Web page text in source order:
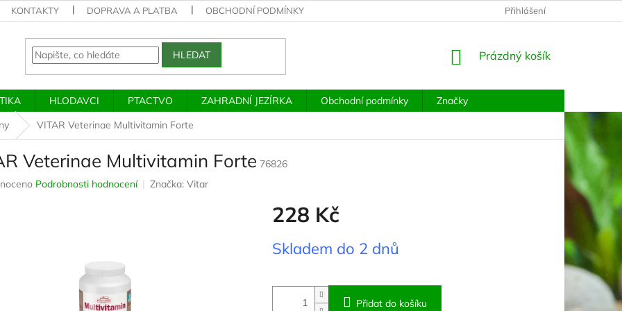
KONTAKTY DOPRAVA A PLATBA OBCHODNÍ PODMÍNKY PODMÍNKY OCHRANY OSOBNÍCH ÚDAJŮ MOJE OBJEDNÁVKA
Přihlášení
HLEDAT
NÁKUPNÍ
Prázdný košík
HLODAVCI PTACTVO ZAHRADNÍ JEZÍRKA Obchodní podmínky
Značky
VITAR Veterinae Multivitamin Forte
Veterinae Multivitamin Forte 76826
Podrobnosti hodnocení Značka: Vitar
228 Kč
cena:
Skladem do 2 dnů
Přidat do košíku